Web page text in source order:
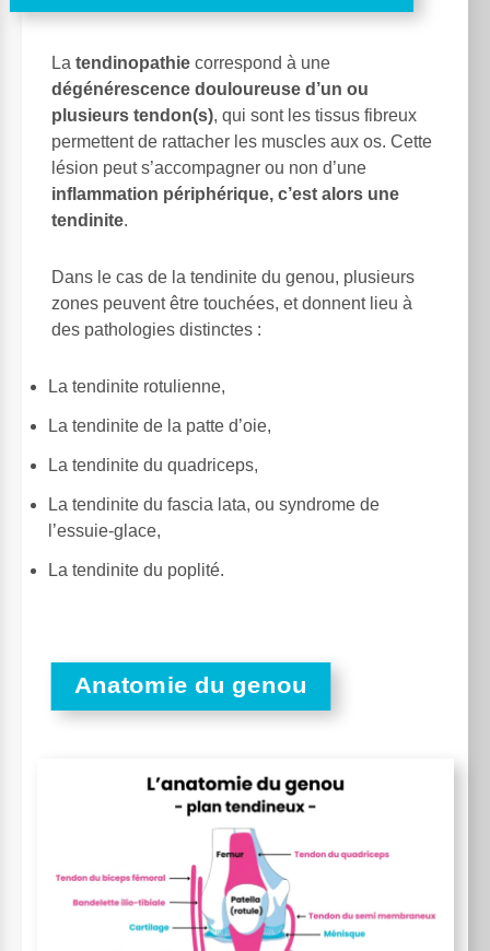
La tendinopathie correspond à une
dégénérescence douloureuse d’un ou
plusieurs tendon(s), qui sont les tissus fibreux
permettent de rattacher les muscles aux os. Cette
lésion peut s’accompagner ou non d’une
inflammation périphérique, c’est alors une
tendinite.
Dans le cas de la tendinite du genou, plusieurs
zones peuvent être touchées, et donnent lieu à
des pathologies distinctes :
La tendinite rotulienne,
La tendinite de la patte d’oie,
La tendinite du quadriceps,
La tendinite du fascia lata, ou syndrome de
l’essuie-glace,
La tendinite du poplité.
Anatomie du genou